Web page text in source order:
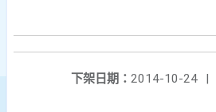
下架日期： 2014-10-24
|